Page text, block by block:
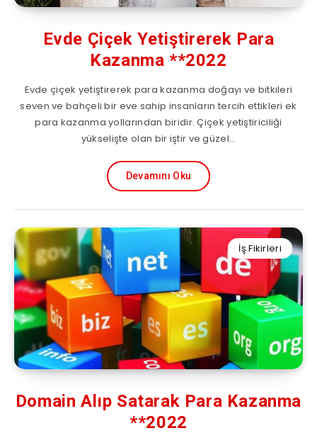
Evde Çiçek Yetiştirerek Para
Kazanma **2022
Evde çiçek yetiştirerek para kazanma doğayı ve bitkileri
seven ve bahçeli bir eve sahip insanların tercih ettikleri ek
para kazanma yollarından biridir. Çiçek yetiştiriciliği
yükselişte olan bir iştir ve güzel…
Devamını Oku
İş Fikirleri
Domain Alıp Satarak Para Kazanma
**2022